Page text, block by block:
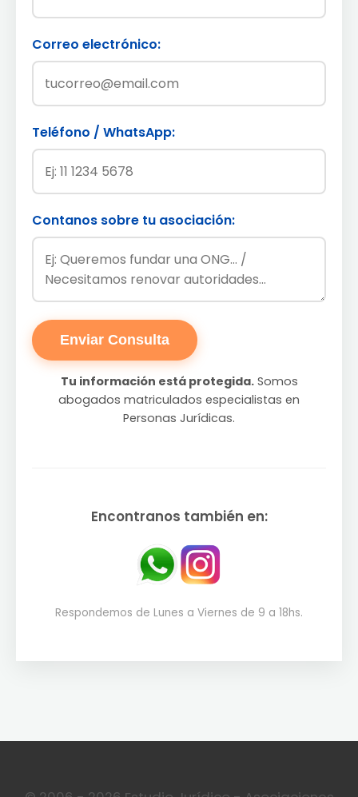
Correo electrónico:
Teléfono / WhatsApp:
Contanos sobre tu asociación:
Enviar Consulta
Tu información está protegida.Somos
abogados matriculados especialistas en
Personas Jurídicas.
Encontranos también en:
Respondemos de Lunes a Viernes de 9 a 18hs.